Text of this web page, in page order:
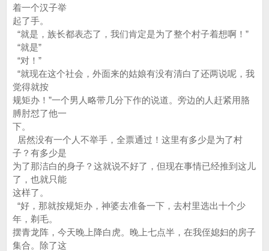
着一个汉子举
起了手。
“就是，族长都表态了，我们肯定是为了整个村子着想啊！”
“就是”
“对！”
“就现在这个社会，外面来的姑娘有没有清白了还两说呢，我
觉得就按
规矩办！”一个男人略带几分下作的说道。旁边的人赶紧用胳
膊肘怼了他一
下。
居然没有一个人不举手，全票通过！这里有多少是为了村
子？有多少是
为了那洁白的身子？这就说不好了，但现在事情已经推到这儿
了，也就只能
这样了。
“好，那就按规矩办，神婆去准备一下，去村里选出十个少
年，剃毛。
摆青龙阵，今天晚上降白虎。晚上七点半，在我侄媳妇的房子
集合。除了这